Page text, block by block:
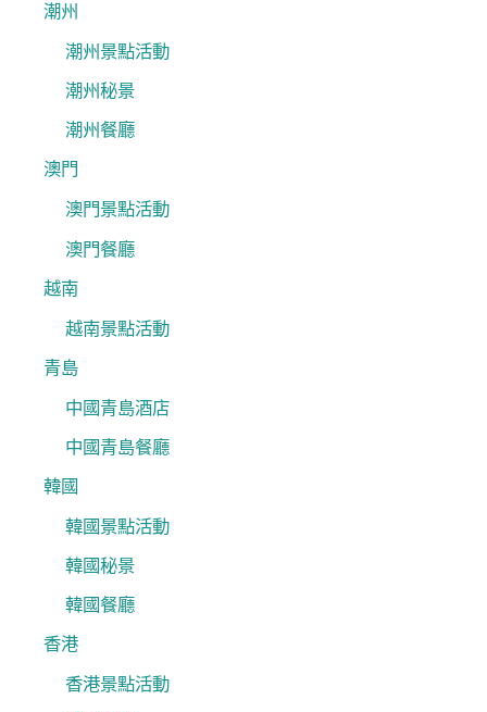
潮州
潮州景點活動
潮州秘景
潮州餐廳
澳門
澳門景點活動
澳門餐廳
越南
越南景點活動
青島
中國青島酒店
中國青島餐廳
韓國
韓國景點活動
韓國秘景
韓國餐廳
香港
香港景點活動